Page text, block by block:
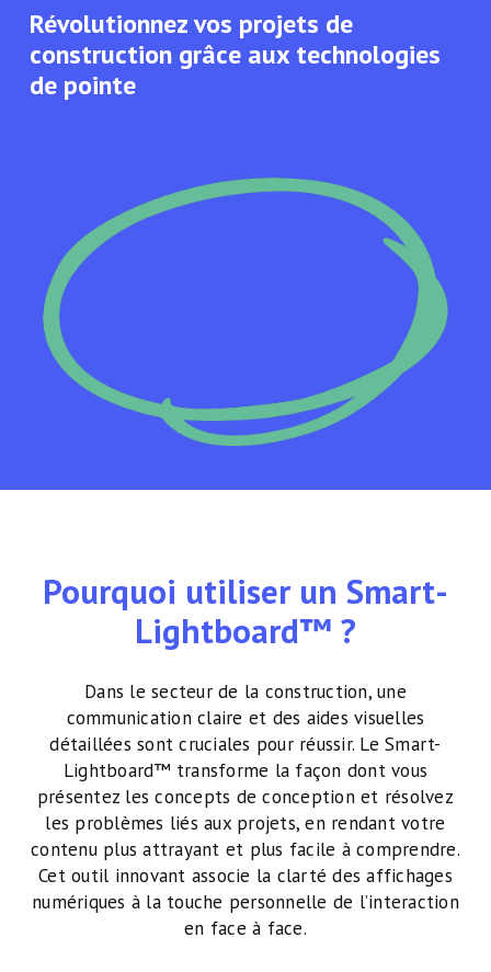
Révolutionnez vos projets de
construction grâce aux technologies
de pointe
Pourquoi utiliser un Smart-
Lightboard™ ?
Dans le secteur de la construction, une
communication claire et des aides visuelles
détaillées sont cruciales pour réussir. Le Smart-
Lightboard™ transforme la façon dont vous
présentez les concepts de conception et résolvez
les problèmes liés aux projets, en rendant votre
contenu plus attrayant et plus facile à comprendre.
Cet outil innovant associe la clarté des affichages
numériques à la touche personnelle de l’interaction
en face à face.